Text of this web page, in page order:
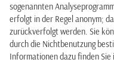
sogenannten
erfolgt in der Regel anonym;
zurückverfolgt werden. Sie
durch die Nichtbenutzung
Informationen dazu finden